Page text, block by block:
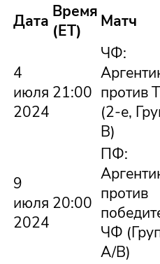
Дата Время
(ET)
Матч
4
июля
2024
21:00
ЧФ:
против
(2-е,
B)
9
июля
2024
20:00
ПФ:
против
ЧФ
A/B)